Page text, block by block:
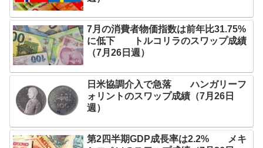
7月の消費者物価指数は前年比31.75%
に低下 トルコリラのスワップ成績
（7月26日週）
日米協調介入で急落 ハンガリーフ
ォリントのスワップ成績（7月26日
週）
第2四半期GDP成長率は2.2% メキ